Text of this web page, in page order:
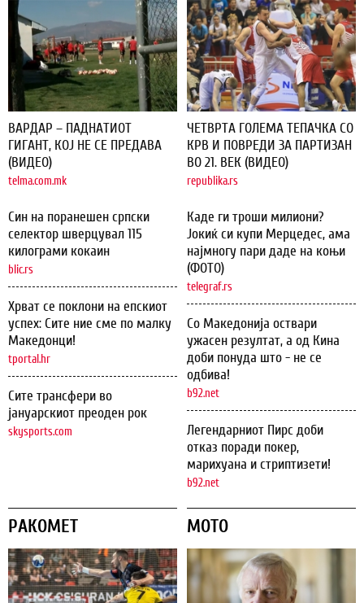
ВАРДАР – ПАДНАТИОТ
ГИГАНТ, КОЈ НЕ СЕ ПРЕДАВА
(ВИДЕО)
telma.com.mk
Син на поранешен српски
селектор шверцувал 115
килограми кокаин
blic.rs
Хрват се поклони на епскиот
успех: Сите ние сме по малку
Македонци!
tportal.hr
Сите трансфери во
јануарскиот преоден рок
skysports.com
ЧЕТВРТА ГОЛЕМА ТЕПАЧКА СО
КРВ И ПОВРЕДИ ЗА ПАРТИЗАН
ВО 21. ВЕК (ВИДЕО)
republika.rs
Каде ги троши милиони?
Јокиќ си купи Мерцедес, ама
најмногу пари даде на коњи
(ФОТО)
telegraf.rs
Со Македонија оствари
ужасен резултат, а од Кина
доби понуда што - не се
одбива!
b92.net
Легендарниот Пирс доби
отказ поради покер,
марихуана и стриптизети!
b92.net
РАКОМЕТ МОТО